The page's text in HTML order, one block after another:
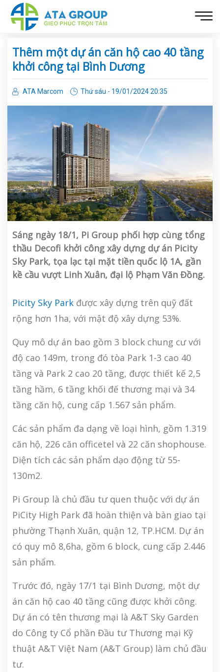
Thêm một dự án căn hộ cao 40 tầng
khởi công tại Bình Dương
ATA Marcom Thứ sáu - 19/01/2024 20:35
Sáng ngày 18/1, Pi Group phối hợp cùng tổng
thầu Decofi khởi công xây dựng dự án Picity
Sky Park, tọa lạc tại mặt tiền quốc lộ 1A, gần
kề cầu vượt Linh Xuân, đại lộ Phạm Văn Đồng.
Picity Sky Park được xây dựng trên quỹ đất
rộng hơn 1ha, với mật độ xây dựng 53%.
Quy mô dự án bao gồm 3 block chung cư với
độ cao 149m, trong đó tòa Park 1-3 cao 40
tầng và Park 2 cao 20 tầng, được thiết kế 2,5
tầng hầm, 6 tầng khối đế thương mại và 34
tầng căn hộ, cung cấp 1.567 sản phẩm.
Các sản phẩm đa dạng về loại hình, gồm 1.319
căn hộ, 226 căn officetel và 22 căn shophouse.
Diện tích các sản phẩm dạo động từ 55-
130m2.
Pi Group là chủ đầu tư quen thuộc với dự án
PiCity High Park đã hoàn thiện và bàn giao tại
phường Thạnh Xuân, quận 12, TP.HCM. Dự án
có quy mô 8,6ha, gồm 6 block, cung cấp 2.446
sản phẩm.
Trước đó, ngày 17/1 tại Bình Dương, một dự
án căn hộ cao 40 tầng cũng được khởi công.
Dự án có tên thương mại là A&T Sky Garden
do Công ty Cổ phần Đầu tư Thương mại Kỹ
thuật A&T Việt Nam (A&T Group) làm chủ đầu
tư.